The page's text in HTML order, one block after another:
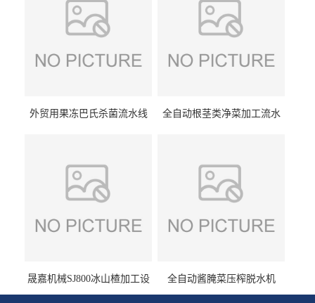
外贸用果冻巴氏杀菌流水线
全自动根茎类净菜加工流水
晟嘉机械SJ800冰山楂加工设
备 山楂浸糖机设备
全自动酱腌菜压榨脱水机